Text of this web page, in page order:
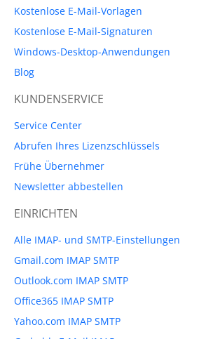
Kostenlose E-Mail-Vorlagen
Kostenlose E-Mail-Signaturen
Windows-Desktop-Anwendungen
Blog
KUNDENSERVICE
Service Center
Abrufen Ihres Lizenzschlüssels
Frühe Übernehmer
Newsletter abbestellen
EINRICHTEN
Alle IMAP- und SMTP-Einstellungen
Gmail.com IMAP SMTP
Outlook.com IMAP SMTP
Office365 IMAP SMTP
Yahoo.com IMAP SMTP